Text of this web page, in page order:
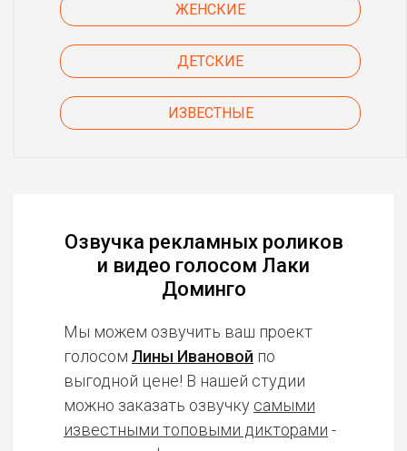
ЖЕНСКИЕ
ДЕТСКИЕ
ИЗВЕСТНЫЕ
Озвучка рекламных роликов
и видео голосом Лаки
Доминго
Мы можем озвучить ваш проект
голосом Лины Ивановой по
выгодной цене! В нашей студии
можно заказать озвучку самыми
известными топовыми дикторами -